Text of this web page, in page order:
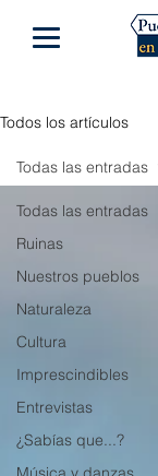
Todos los artículos
Todas las entradas
Ruinas
Nuestros pueblos
Naturaleza
Cultura
Imprescindibles
Entrevistas
¿Sabías que...?
Todas las entradas